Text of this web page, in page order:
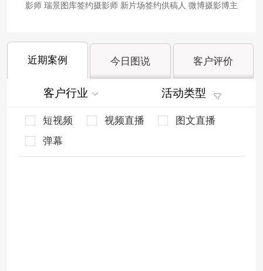
影师 瑞景图库签约摄影师 新片场签约供稿人 微博摄影博主
近期案例 今日图说 客户评价
客户行业 活动类型
短视频 视频直播
图文直播
弹幕